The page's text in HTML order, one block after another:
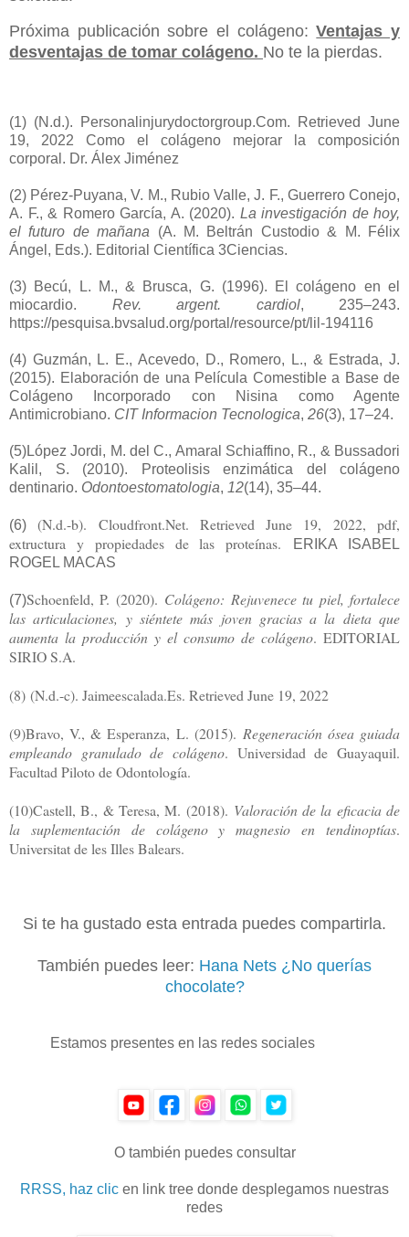
Próxima publicación sobre el colágeno:Ventajas y
desventajas de tomar colágeno. No te la pierdas.
(1) (N.d.). Personalinjurydoctorgroup.Com. Retrieved June
19, 2022 Como el colágeno mejorar la composición
corporal. Dr. Álex Jiménez
(2) Pérez-Puyana, V. M., Rubio Valle, J. F., Guerrero Conejo,
A. F., & Romero García, A. (2020). La investigación de hoy,
el futuro de mañana
(A. M. Beltrán Custodio & M. Félix
Ángel, Eds.). Editorial Científica 3Ciencias.
(3) Becú, L. M., & Brusca, G. (1996). El colágeno en el
miocardio.
Rev. argent. cardiol, 235–243.
https://pesquisa.bvsalud.org/portal/resource/pt/lil-194116
(4) Guzmán, L. E., Acevedo, D., Romero, L., & Estrada, J.
(2015). Elaboración de una Película Comestible a Base de
Colágeno Incorporado con Nisina como Agente
Antimicrobiano. CIT Informacion Tecnologica, 26(3), 17–24.
(5)López Jordi, M. del C., Amaral Schiaffino, R., & Bussadori
Kalil, S. (2010). Proteolisis enzimática del colágeno
dentinario. Odontoestomatologia, 12(14), 35–44.
(6)(N.d.-b). Cloudfront.Net. Retrieved June 19, 2022, pdf,
extructura y propiedades de las proteínas.
ERIKA ISABEL
ROGEL MACAS
(7)Schoenfeld, P. (2020). Colágeno: Rejuvenece tu piel, fortalece
las articulaciones, y siéntete más joven gracias a la dieta que
aumenta la producción y el consumo de colágeno. EDITORIAL
SIRIO S.A.
(8) (N.d.-c). Jaimeescalada.Es. Retrieved June 19, 2022
(9)Bravo, V., & Esperanza, L. (2015). Regeneración ósea guiada
empleando granulado de colágeno. Universidad de Guayaquil.
Facultad Piloto de Odontología.
(10)Castell, B., & Teresa, M. (2018). Valoración de la eficacia de
la suplementación de colágeno y magnesio en tendinoptías.
Universitat de les Illes Balears.
Si te ha gustado esta entrada puedes compartirla.
También puedes leer: Hana Nets ¿No querías
chocolate?
Estamos presentes en las redes sociales
O también puedes consultar
RRSS, haz clic en link tree donde desplegamos nuestras
redes